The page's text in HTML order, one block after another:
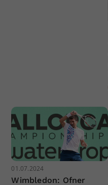
01.07.2024
Wimbledon: Ofner